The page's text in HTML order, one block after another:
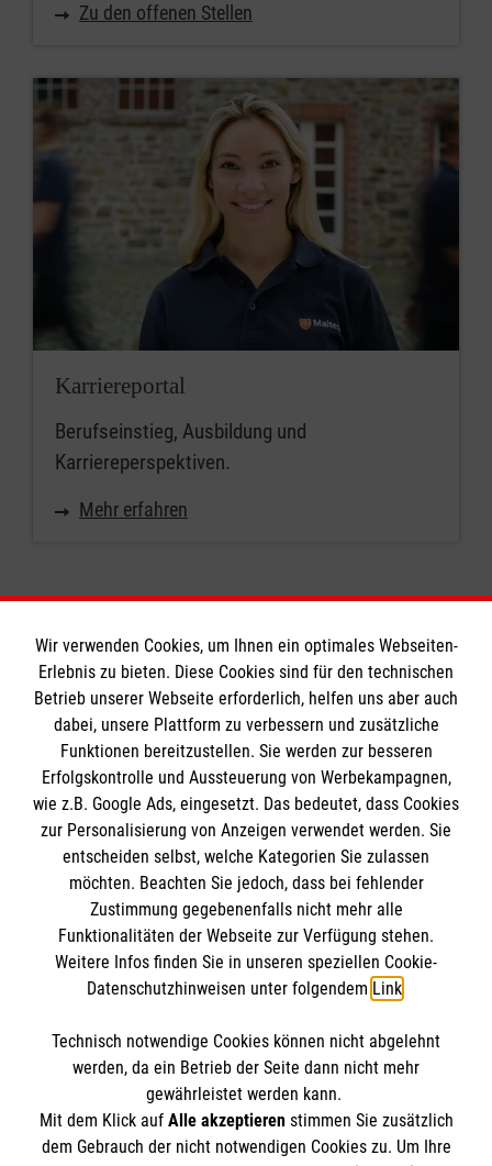
Zu den offenen Stellen
Karriereportal
Berufseinstieg, Ausbildung und
Karriereperspektiven.
Mehr erfahren
Informationen
Impressum
Datenschutz
Kontakt
Barrierefreiheit
Die Malteser
Malteser in Deutschland
Malteserorden
Sharepoint
Spendenkonto
IBAN: DE39 3706 0120 1201 2150 10
BIC: GENODED1PA7
Stichwort: Melle
So finden Sie uns
Freienhagen 6
Der Malteser Hilfsdienst e.V. ist als eingetragene
Wir verwenden Cookies, um Ihnen ein optimales Webseiten-
Erlebnis zu bieten. Diese Cookies sind für den technischen
Betrieb unserer Webseite erforderlich, helfen uns aber auch
dabei, unsere Plattform zu verbessern und zusätzliche
Funktionen bereitzustellen. Sie werden zur besseren
Erfolgskontrolle und Aussteuerung von Werbekampagnen,
wie z.B. Google Ads, eingesetzt. Das bedeutet, dass Cookies
zur Personalisierung von Anzeigen verwendet werden. Sie
entscheiden selbst, welche Kategorien Sie zulassen
möchten. Beachten Sie jedoch, dass bei fehlender
Zustimmung gegebenenfalls nicht mehr alle
Funktionalitäten der Webseite zur Verfügung stehen.
Weitere Infos finden Sie in unseren speziellen Cookie-
Datenschutzhinweisen unter folgendem Link.
Technisch notwendige Cookies können nicht abgelehnt
werden, da ein Betrieb der Seite dann nicht mehr
gewährleistet werden kann.
Mit dem Klick auf Alle akzeptierenstimmen Sie zusätzlich
dem Gebrauch der nicht notwendigen Cookies zu. Um Ihre